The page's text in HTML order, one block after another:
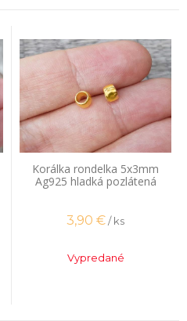
Korálka rondelka 5x3mm
Ag925 hladká pozlátená
3,90 €/ ks
Vypredané